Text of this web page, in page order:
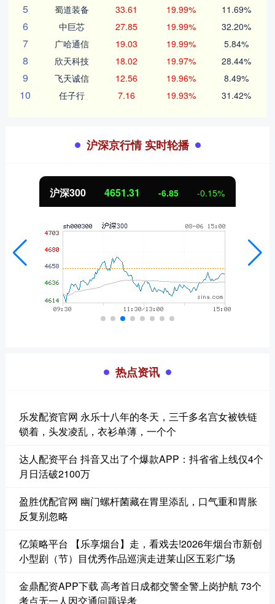
5 蜀道装备 33.61 19.99% 11.69%
6 中巨芯 27.85 19.99% 32.20%
7 广哈通信 19.03 19.99% 5.84%
8 欣天科技 18.02 19.97% 28.44%
9 飞天诚信 12.56 19.96% 8.49%
10 任子行 7.16 19.93% 31.42%
沪深京行情 实时轮播
北证50 1122.88 3.42 0.30%
热点资讯
乐发配资官网 永乐十八年的冬天，三千多名宫女被铁链
锁着，头发凌乱，衣衫单薄，一个个
达人配资平台 抖音又出了个爆款APP：抖省省上线仅4个
月日活破2100万
盈胜优配官网 幽门螺杆菌藏在胃里添乱，口气重和胃胀
反复别忽略
亿策略平台 【乐享烟台】走，看戏去!2026年烟台市新创
小型剧（节）目优秀作品巡演走进莱山区五彩广场
金鼎配资APP下载 高考首日成都交警全警上岗护航 73个
考点无一人因交通问题误考